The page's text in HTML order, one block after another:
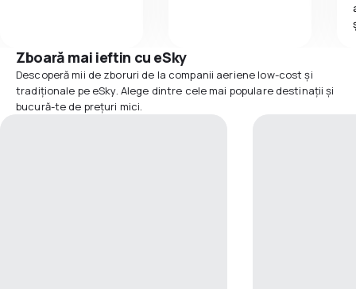
Zboară mai ieftin cu eSky
Descoperă mii de zboruri de la companii aeriene low-cost și
tradiționale pe eSky. Alege dintre cele mai populare destinații și
bucură-te de prețuri mici.